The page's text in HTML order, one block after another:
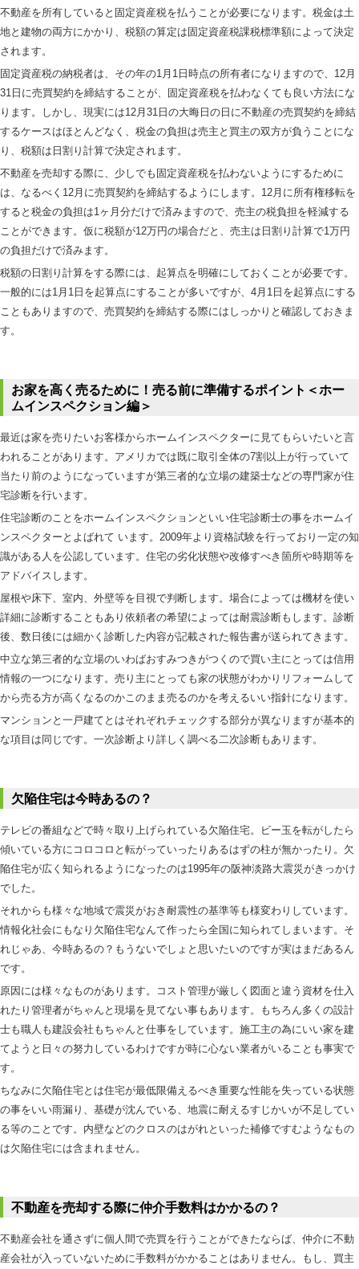
不動産を所有していると固定資産税を払うことが必要になります。税金は土
地と建物の両方にかかり、税額の算定は固定資産税課税標準額によって決定
されます。
固定資産税の納税者は、その年の1月1日時点の所有者になりますので、12月
31日に売買契約を締結することが、固定資産税を払わなくても良い方法にな
ります。しかし、現実には12月31日の大晦日の日に不動産の売買契約を締結
するケースはほとんどなく、税金の負担は売主と買主の双方が負うことにな
り、税額は日割り計算で決定されます。
不動産を売却する際に、少しでも固定資産税を払わないようにするために
は、なるべく12月に売買契約を締結するようにします。12月に所有権移転を
すると税金の負担は1ヶ月分だけで済みますので、売主の税負担を軽減する
ことができます。仮に税額が12万円の場合だと、売主は日割り計算で1万円
の負担だけで済みます。
税額の日割り計算をする際には、起算点を明確にしておくことが必要です。
一般的には1月1日を起算点にすることが多いですが、4月1日を起算点にする
こともありますので、売買契約を締結する際にはしっかりと確認しておきま
す。
お家を高く売るために！売る前に準備するポイント＜ホー
ムインスペクション編＞
最近は家を売りたいお客様からホームインスペクターに見てもらいたいと言
われることがあります。アメリカでは既に取引全体の7割以上が行っていて
当たり前のようになっていますが第三者的な立場の建築士などの専門家が住
宅診断を行います。
住宅診断のことをホームインスペクションといい住宅診断士の事をホームイ
ンスペクターとよばれて います。2009年より資格試験を行っており一定の知
識がある人を公認しています。住宅の劣化状態や改修すべき箇所や時期等を
アドバイスします。
屋根や床下、室内、外壁等を目視で判断します。場合によっては機材を使い
詳細に診断することもあり依頼者の希望によっては耐震診断もします。診断
後、数日後には細かく診断した内容が記載された報告書が送られてきます。
中立な第三者的な立場のいわばおすみつきがつくので買い主にとっては信用
情報の一つになります。売り主にとっても家の状態がわかりリフォームして
から売る方が高くなるのかこのまま売るのかを考えるいい指針になります。
マンションと一戸建てとはそれぞれチェックする部分が異なりますが基本的
な項目は同じです。一次診断より詳しく調べる二次診断もあります。
欠陥住宅は今時あるの？
テレビの番組などで時々取り上げられている欠陥住宅。ビー玉を転がしたら
傾いている方にコロコロと転がっていったりあるはずの柱が無かったり。欠
陥住宅が広く知られるようになったのは1995年の阪神淡路大震災がきっかけ
でした。
それからも様々な地域で震災がおき耐震性の基準等も様変わりしています。
情報化社会にもなり欠陥住宅なんて作ったら全国に知られてしまいます。そ
れじゃあ、今時あるの？もうないでしょと思いたいのですが実はまだあるん
です。
原因には様々なものがあります。コスト管理が厳しく図面と違う資材を仕入
れたり管理者がちゃんと現場を見てない事もあります。もちろん多くの設計
士も職人も建設会社もちゃんと仕事をしています。施工主の為にいい家を建
てようと日々の努力しているわけですが時に心ない業者がいることも事実で
す。
ちなみに欠陥住宅とは住宅が最低限備えるべき重要な性能を失っている状態
の事をいい雨漏り、基礎が沈んでいる、地震に耐えるすじかいが不足してい
る等のことです。内壁などのクロスのはがれといった補修ですむようなもの
は欠陥住宅には含まれません。
不動産を売却する際に仲介手数料はかかるの？
不動産会社を通さずに個人間で売買を行うことができたならば、仲介に不動
産会社が入っていないために手数料がかかることはありません。もし、買主